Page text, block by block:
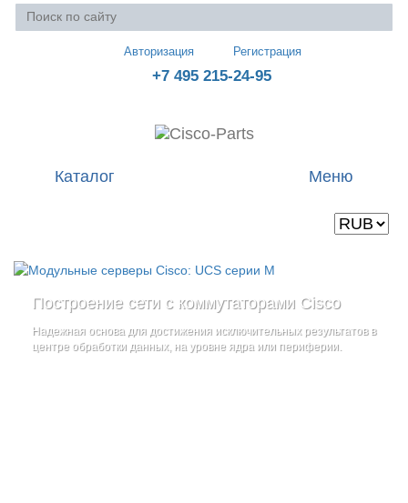
Авторизация Регистрация
+7 495 215-24-95
Меню
Каталог
Построение сети с коммутаторами Cisco
Надежная основа для достижения исключительных результатов в
центре обработки данных, на уровне ядра или периферии.
Стоечные серверы Cisco UCS серии C
Созданы для сокращения общей стоимости владенияи
повышение адаптивности Вашего бизнеса
дополнительные компоненты